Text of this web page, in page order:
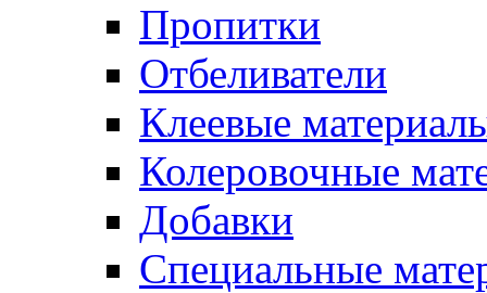
Пропитки
Отбеливатели
Клеевые
Колеровочные
Добавки
Специальные